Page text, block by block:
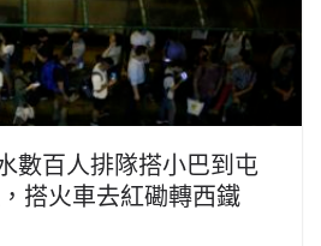
數百人排隊搭小巴到屯
搭火車去紅磡轉西鐵